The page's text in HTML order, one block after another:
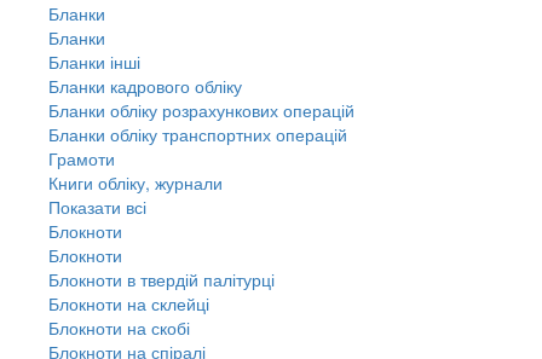
Бланки
Бланки
Бланки інші
Бланки кадрового обліку
Бланки обліку розрахункових операцій
Бланки обліку транспортних операцій
Грамоти
Книги обліку, журнали
Показати всі
Блокноти
Блокноти
Блокноти в твердій палітурці
Блокноти на склейці
Блокноти на скобі
Блокноти на спіралі